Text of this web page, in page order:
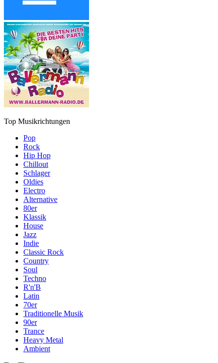
Top Musikrichtungen
Pop
Rock
Hip Hop
Chillout
Schlager
Oldies
Electro
Alternative
80er
Klassik
House
Jazz
Indie
Classic Rock
Country
Soul
Techno
R'n'B
Latin
70er
Traditionelle Musik
90er
Trance
Heavy Metal
Ambient